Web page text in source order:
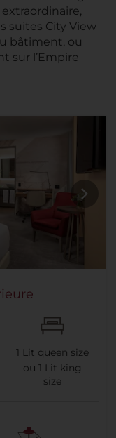
suites City View
bâtiment, ou
sur l’Empire
1 Lit queen size
ou 1 Lit king
size